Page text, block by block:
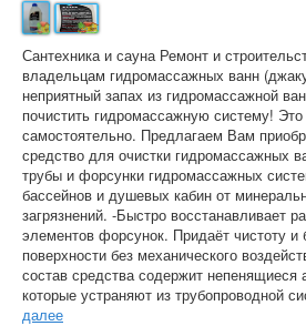
Сантехника и сауна Ремонт и
владельцам гидромассажных ванн
неприятный запах из гидромассажной
почистить гидромассажную систему!
самостоятельно. Предлагаем Вам
средство для очистки гидромассажных
трубы и форсунки гидромассажных
бассейнов и душевых кабин от
загрязнений. -Быстро восстанавливает
элементов форсунок. Придаёт чистоту и
поверхности без механического
состав средства содержит непенящиеся
которые устраняют из трубопроводной
далее